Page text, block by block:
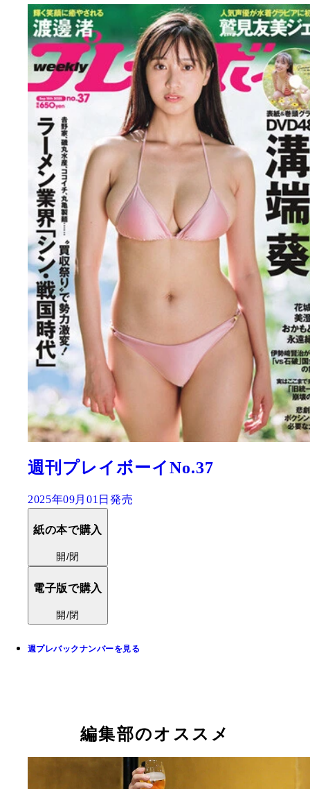
週刊プレイボーイNo.37
2025年09月01日発売
紙の本で購入
開/閉
電子版で購入
開/閉
週プレバックナンバーを見る
編集部のオススメ